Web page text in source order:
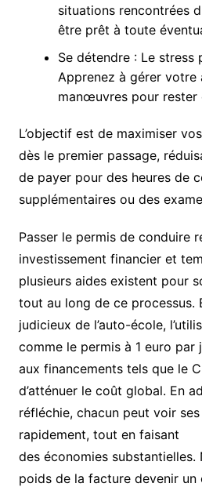
situations rencontrées
être prêt à toute
Se détendre : Le stress
Apprenez à gérer votre
manœuvres pour rester
L’objectif est de maximiser
dès le premier passage,
de payer pour des heures de
supplémentaires ou des
Passer le permis de conduire
investissement financier et
plusieurs aides existent pour
tout au long de ce processus.
judicieux de l’auto-école,
comme le permis à 1 euro par
aux financements tels que le
d’atténuer le coût global. En
réfléchie, chacun peut voir
rapidement, tout en faisant
des économies substantielles.
poids de la facture devenir